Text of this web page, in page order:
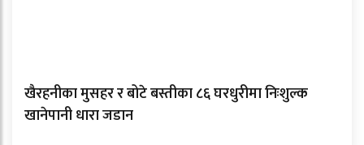
खैरहनीका मुसहर र बोटे बस्तीका ८६ घरधुरीमा निःशुल्क
खानेपानी धारा जडान